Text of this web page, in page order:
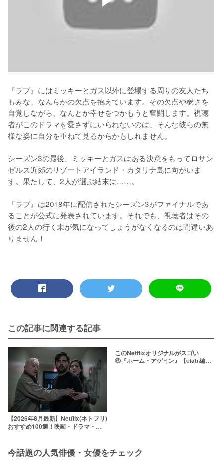
『ラブ』にはミッキーとガス以外に登場する周りの友人たち
もみな、なんらかの欠点を抱えています。その欠点や弱さを
自覚しながら、なんとか幸せをつかもうと奮闘します。視聴
者がこのドラマを愛さずにいられないのは、そんな彼らの無
様な姿に自分を重ねて見るからかもしれません。
シーズン3の最後、ミッキーとガスはある決意をもってロサン
ゼルス近郊のリゾートアイランド・カタリナ島に向かいま
す。果たして、2人が選ぶ結末は……。
『ラブ』は2018年に配信されたシーズン3がファイナルであ
ることが公式に発表されています。それでも、視聴者はその
後の2人の行く末が気になってしょうがなくなるのは間違いあ
この記事に関連する記事
【2026年8月最新】Netflix(ネトフリ)
おすすめ100選！映画・ドラマ・ア
このNetflixオリジナルがスゴい
⑥『ホーム・アゲイン』【ciatr編集
今話題の人気俳優・女優をチェック